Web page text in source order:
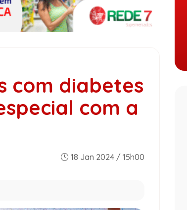
com diabetes
com a
18 Jan 2024 / 15h00